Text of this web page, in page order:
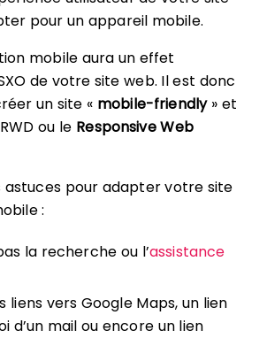
pour un appareil mobile.
mobile aura un effet
de votre site web. Il est donc
un site « mobile-friendly» et
ou le Responsive Web
astuces pour adapter votre site
:
la recherche ou l’assistance
liens vers Google Maps, un lien
d’un mail ou encore un lien